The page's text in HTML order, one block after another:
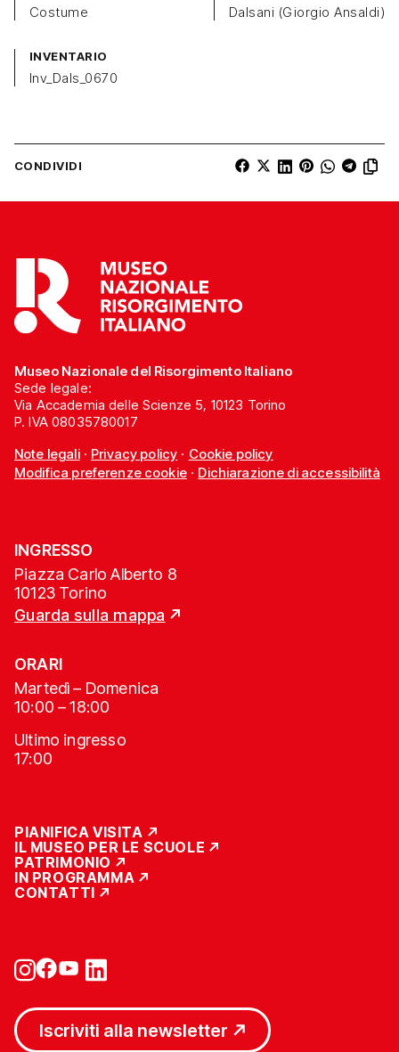
Costume Dalsani (Giorgio Ansaldi)
INVENTARIO
Inv_Dals_0670
CONDIVIDI
Museo Nazionale del Risorgimento Italiano
Sede legale:
Via Accademia delle Scienze 5, 10123 Torino
P. IVA 08035780017
Note legali· Privacy policy · Cookie policy
Modifica preferenze cookie· Dichiarazione di accessibilità
INGRESSO
Piazza Carlo Alberto 8
10123 Torino
Guarda sulla mappa
ORARI
Martedì – Domenica
10:00 – 18:00
Ultimo ingresso
17:00
PIANIFICA VISITA
IL MUSEO PER LE SCUOLE
PATRIMONIO
IN PROGRAMMA
CONTATTI
Iscriviti alla newsletter